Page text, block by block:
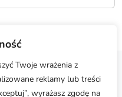
Twoje wrażenia z
reklamy lub treści
wyrażasz zgodę na
Moje konto